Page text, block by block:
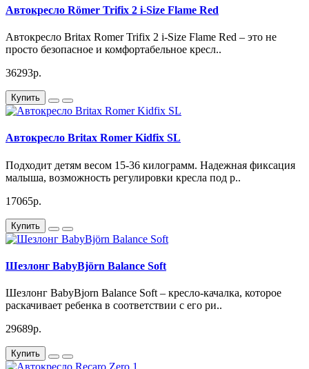
Автокресло Römer Trifix 2 i-Size Flame Red
Автокресло Britax Romer Trifix 2 i-Size Flame Red – это не
просто безопасное и комфортабельное кресл..
36293р.
Купить
Автокресло Britax Romer Kidfix SL
Подходит детям весом 15-36 килограмм. Надежная фиксация
малыша, возможность регулировки кресла под р..
17065р.
Купить
Шезлонг BabyBjörn Balance Soft
Шезлонг BabyBjorn Balance Soft – кресло-качалка, которое
раскачивает ребенка в соответствии с его ри..
29689р.
Купить